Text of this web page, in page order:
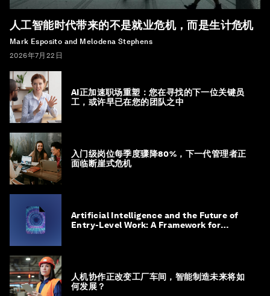
人工智能时代带来的不是就业危机，而是生计危机
Mark Esposito and Melodena Stephens
2026年7月22日
AI正加速职场重塑：您在寻找的下一位关键员
工，或许早已在您的团队之中
入门级岗位每季度骤降80%，下一代管理者正
面临断崖式危机
Artificial Intelligence and the Future of
Entry-Level Work: A Framework for
人机协作正改变工厂车间，智能制造未来将如
何发展？